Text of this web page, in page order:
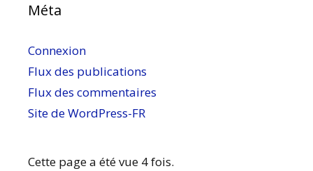
Méta
Connexion
Flux des publications
Flux des commentaires
Site de WordPress-FR
Cette page a été vue 4 fois.